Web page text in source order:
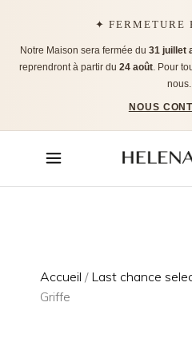
✦ FERMETURE
Notre Maison sera fermée du 31 juillet
reprendront à partir du 24 août. Pour
nous.
NOUS
Accueil / Last chance
Griffe